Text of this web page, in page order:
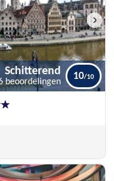
Schitterend
Schitterend
beoordelingen
10